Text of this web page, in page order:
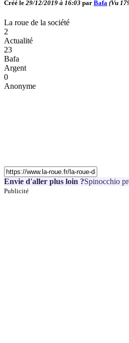
Créé le 29/12/2019 à 16:03 par Bafa (Vu
La roue de la société
2
Actualité
23
Bafa
Argent
0
Anonyme
Envie d'aller plus loin ?Spinocchio
Publicité